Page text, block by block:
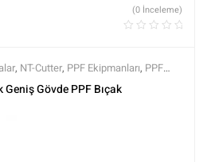
(0 İnceleme)
, NT-Cutter, PPF Ekipmanları, PPF
,Tüm Ürünler
Geniş Gövde PPF Bıçak